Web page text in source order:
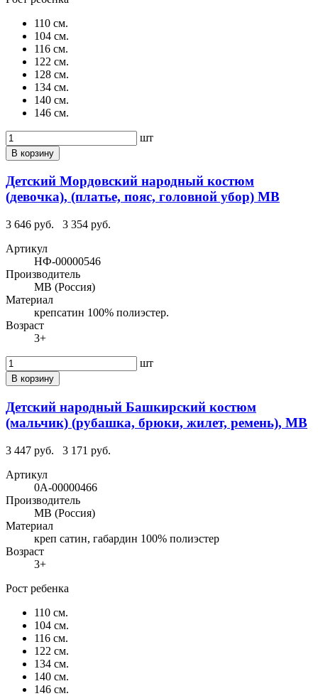
110 см.
104 см.
116 см.
122 см.
128 см.
134 см.
140 см.
146 см.
шт
В корзину
Детский Мордовский народный костюм
(девочка), (платье, пояс, головной убор) МВ
3 646 руб.
3 354 руб.
Артикул
НФ-00000546
Производитель
МВ (Россия)
Материал
крепсатин 100% полиэстер.
Возраст
3+
шт
В корзину
Детский народный Башкирский костюм
(мальчик) (рубашка, брюки, жилет, ремень), МВ
3 447 руб.
3 171 руб.
Артикул
0А-00000466
Производитель
МВ (Россия)
Материал
креп сатин, габардин 100% полиэстер
Возраст
3+
Рост ребенка
110 см.
104 см.
116 см.
122 см.
134 см.
140 см.
146 см.